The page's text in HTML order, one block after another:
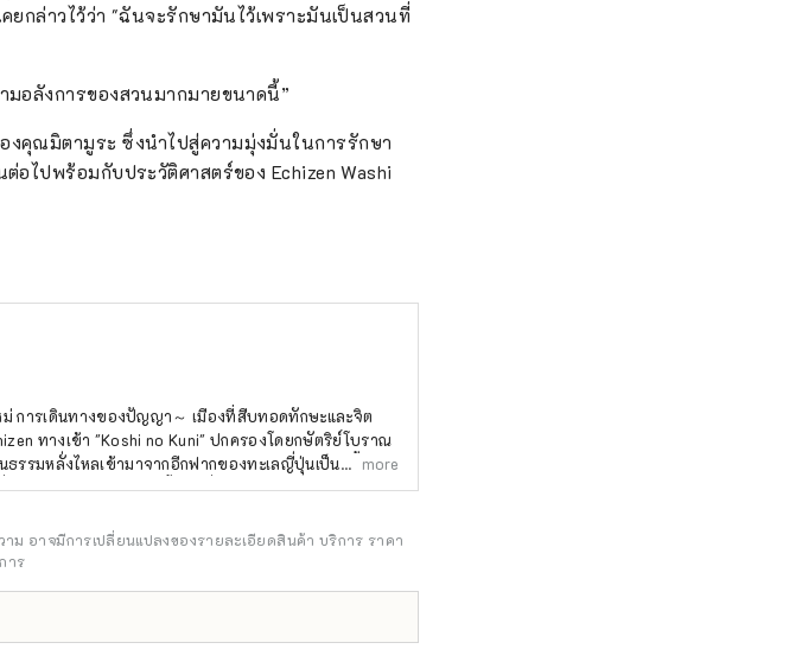
กล่าวไว้ว่า "ฉันจะรักษามันไว้เพราะมันเป็นสวนที่
อลังการของสวนมากมายขนาดนี้”
งคุณมิตามูระ ซึ่งนำไปสู่ความมุ่งมั่นในการรักษา
ไปพร้อมกับประวัติศาสตร์ของ Echizen Washi
งปัญญา～ เมืองที่สืบทอดทักษะและจิต
ทางเข้า "Koshi no Kuni" ปกครองโดยกษัตริย์โบราณ
รมหลั่งไหลเข้ามาจากอีกฟากของทะเลญี่ปุ่นเป็นครั้งแรก
น ในอุตสาหกรรมแบบดั้งเดิมที่อยู่ร่วมกับธรรมชาติของ
หนือพรมแดนของประเทศ เวลา และพื้นที่ ภารกิจใหม่เพื่อ
more
ม อาจมีการเปลี่ยนแปลงของรายละเอียดสินค้า บริการ ราคา
าร